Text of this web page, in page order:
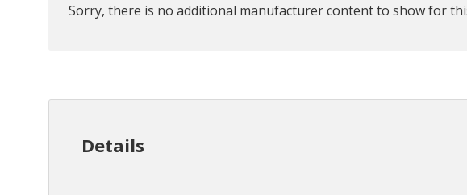
Sorry, there is no additional manufacturer content to show for
Details